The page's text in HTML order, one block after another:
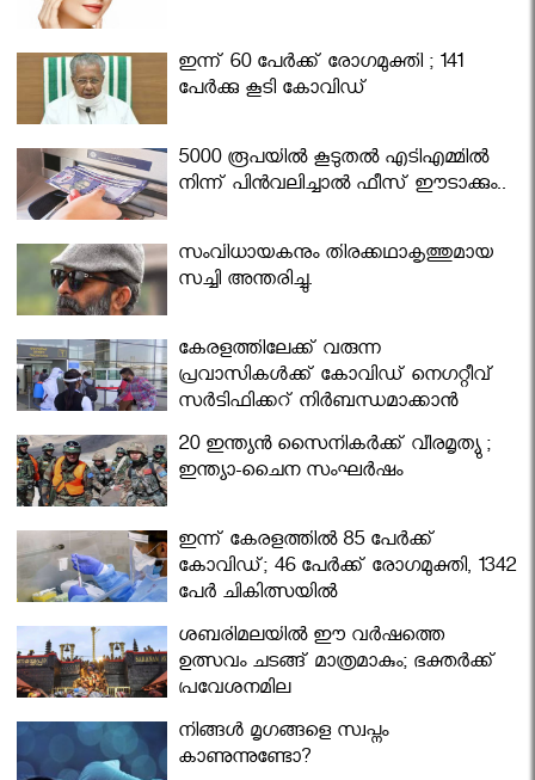
ഇന്ന് 60 പേർക്ക് രോഗമുക്തി ; 141
പേര്‍ക്കു കൂടി കോവിഡ്
5000 രൂപയിൽ കൂടുതൽ എടിഎമ്മിൽ
നിന്ന് പിൻവലിച്ചാൽ ഫീസ് ഈടാക്കും..
സംവിധായകനും തിരക്കഥാകൃത്തുമായ
സച്ചി അന്തരിച്ചു.
കേരളത്തിലേക്ക് വരുന്ന
പ്രവാസികള്‍ക്ക് കോവിഡ് നെഗറ്റീവ്
സര്‍ട്ടിഫിക്കറ്റ് നിർബന്ധമാക്കാൻ
മന്ത്രിസഭ
20 ഇന്ത്യൻ സൈനികർക്ക് വീരമൃത്യു ;
ഇന്ത്യാ-ചൈന സംഘർഷം
ഇന്ന് കേരളത്തിൽ 85 പേർക്ക്
കോവിഡ്; 46 പേർക്ക് രോഗമുക്തി, 1342
പേർ ചികിത്സയിൽ
ശബരിമലയില്‍ ഈ വർഷത്തെ
ഉത്സവം ചടങ്ങ് മാത്രമാകും; ഭക്തർക്ക്
പ്രവേശനമില്ല
നിങ്ങള്‍ മൃഗങ്ങളെ സ്വപ്നം
കാണുന്നുണ്ടോ?